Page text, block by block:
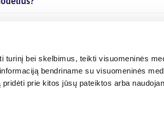
turinį bei skelbimus, teikti visuomeninės
bendriname su visuomeninės
prie kitos jūsų pateiktos arba